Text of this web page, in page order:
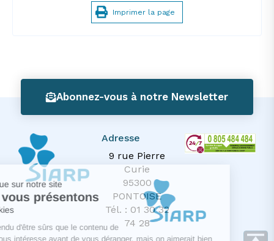
Bienvenue sur notre site
Nous vous présentons
Les cookies
On a attendu d'être sûrs que le contenu de
ce site vous intéresse avant de vous déranger, mais on aimerait bien
Imprimer la page
Abonnez-vous à notre Newsletter
Adresse
9 rue Pierre
Curie
95300
PONTOISE
Tél. : 01 30 32
74 28